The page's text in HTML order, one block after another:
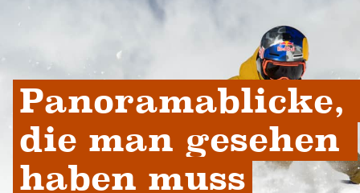
Panoramablicke,
die man gesehen
haben muss